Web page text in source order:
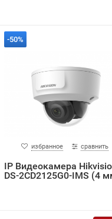
-50%
избранное сравнить
IP Видеокамера
DS-2CD2125G0-IMS (4